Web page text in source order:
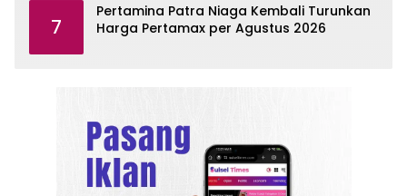
7
Pertamina Patra Niaga Kembali Turunkan
Harga Pertamax per Agustus 2026